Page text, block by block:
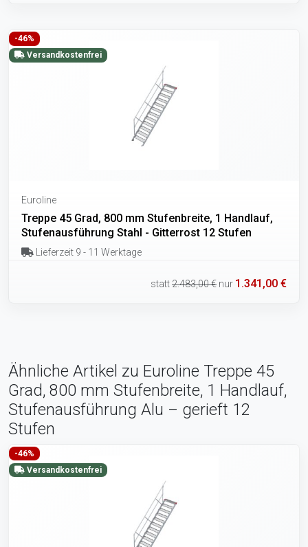
-46%
Versandkostenfrei
Euroline
Treppe 45 Grad, 800 mm Stufenbreite, 1 Handlauf,
Stufenausführung Stahl - Gitterrost 12 Stufen
Lieferzeit 9 - 11 Werktage
statt2.483,00 € nur 1.341,00 €
Ähnliche Artikel zu Euroline Treppe 45
Grad, 800 mm Stufenbreite, 1 Handlauf,
Stufenausführung Alu – gerieft 12
Stufen
-46%
Versandkostenfrei